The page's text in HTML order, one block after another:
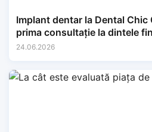
Implant dentar la Dental Chic
prima consultație la dintele
24.06.2026